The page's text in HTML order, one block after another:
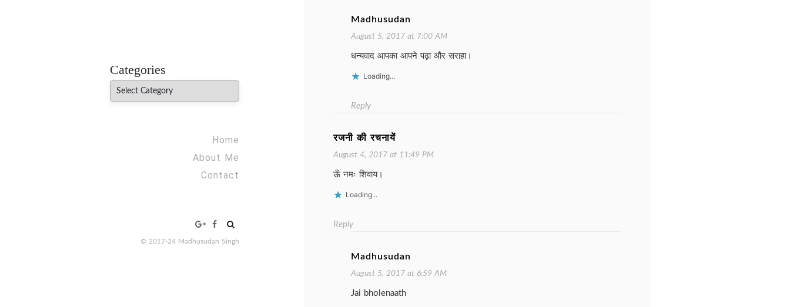
Categories
Categories
Home
About Me
Contact
Search
© 2017-24 Madhusudan Singh
Madhusudan
August 5, 2017 at 7:00 AM
धन्यवाद आपका आपने पढ़ा और सराहा।
Loading...
Reply
रजनी की रचनायें
August 4, 2017 at 11:49 PM
ऊँ नमः शिवाय।
Loading...
Reply
Madhusudan
August 5, 2017 at 6:59 AM
Jai bholenaath